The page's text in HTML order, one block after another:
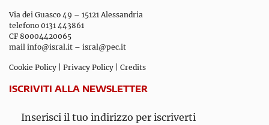
Via dei Guasco 49 – 15121 Alessandria
telefono 0131 443861
CF 80004420065
mail info@isral.it – isral@pec.it
Cookie Policy Privacy Policy Credits
ISCRIVITI ALLA NEWSLETTER
Inserisci il tuo indirizzo per iscriverti